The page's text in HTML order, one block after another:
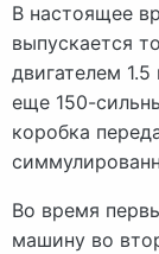
В настоящее
выпускается
двигателем
еще 150-
коробка
Во время
машину во